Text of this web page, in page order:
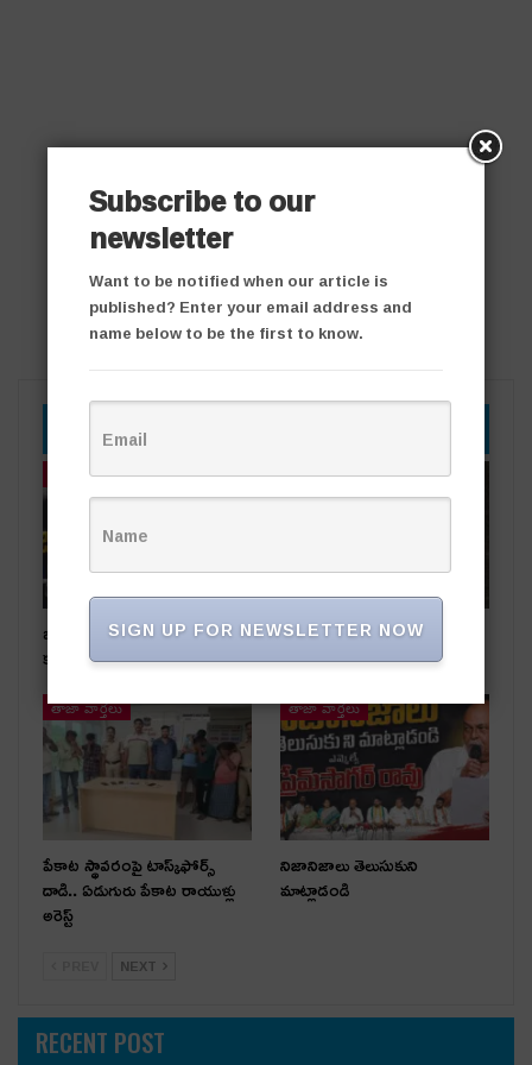
YOU MIGHT ALSO LIKE
తాజా వార్తలు
బంగారు దుకాణంలో చోరీ..
కలకలం
తాజా వార్తలు
రోడ్డు ప్రమాదంలో ఒకరికి గాయాలు
తాజా వార్తలు
పేకాట స్థావరంపై టాస్క్‌ఫోర్స్
దాడి.. ఏడుగురు పేకాట రాయుళ్లు
అరెస్ట్
తాజా వార్తలు
నిజానిజాలు తెలుసుకుని
మాట్లాడండి
NEXT
RECENT POST
Subscribe to our
newsletter
Want to be notified when our article is
published? Enter your email address and
name below to be the first to know.
SIGN UP FOR NEWSLETTER NOW